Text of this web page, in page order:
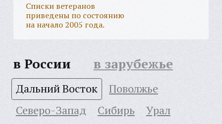
Списки ветеранов
приведены по состоянию
на начало 2005 года.
в России в зарубежье
Дальний Восток
Поволжье
Северо-Запад
Сибирь
Урал